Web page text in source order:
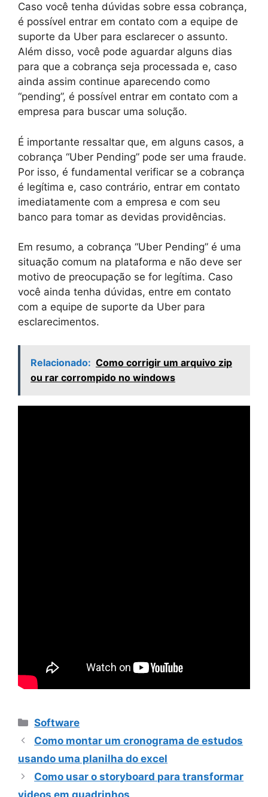
Caso você tenha dúvidas sobre essa cobrança,
é possível entrar em contato com a equipe de
suporte da Uber para esclarecer o assunto.
Além disso, você pode aguardar alguns dias
para que a cobrança seja processada e, caso
ainda assim continue aparecendo como
“pending”, é possível entrar em contato com a
empresa para buscar uma solução.
É importante ressaltar que, em alguns casos, a
cobrança “Uber Pending” pode ser uma fraude.
Por isso, é fundamental verificar se a cobrança
é legítima e, caso contrário, entrar em contato
imediatamente com a empresa e com seu
banco para tomar as devidas providências.
Em resumo, a cobrança “Uber Pending” é uma
situação comum na plataforma e não deve ser
motivo de preocupação se for legítima. Caso
você ainda tenha dúvidas, entre em contato
com a equipe de suporte da Uber para
esclarecimentos.
Relacionado: Como corrigir um arquivo zip
ou rar corrompido no windows
Categorias
Software
Como montar um cronograma de estudos
usando uma planilha do excel
Como usar o storyboard para transformar
videos em quadrinhos